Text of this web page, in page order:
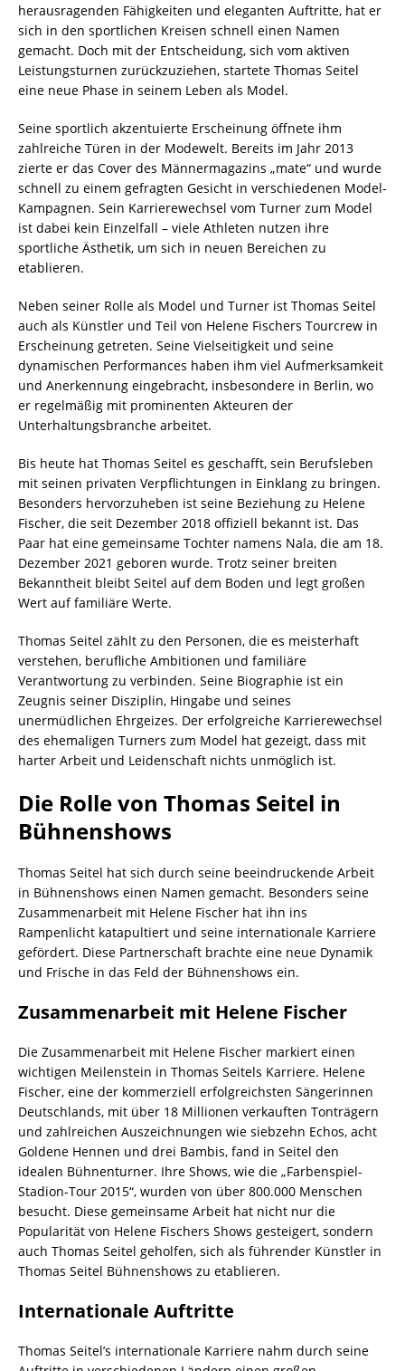
herausragenden Fähigkeiten und eleganten Auftritte, hat er
sich in den sportlichen Kreisen schnell einen Namen
gemacht. Doch mit der Entscheidung, sich vom aktiven
Leistungsturnen zurückzuziehen, startete Thomas Seitel
eine neue Phase in seinem Leben als Model.
Seine sportlich akzentuierte Erscheinung öffnete ihm
zahlreiche Türen in der Modewelt. Bereits im Jahr 2013
zierte er das Cover des Männermagazins „mate“ und wurde
schnell zu einem gefragten Gesicht in verschiedenen Model-
Kampagnen. Sein Karrierewechsel vom Turner zum Model
ist dabei kein Einzelfall – viele Athleten nutzen ihre
sportliche Ästhetik, um sich in neuen Bereichen zu
etablieren.
Neben seiner Rolle als Model und Turner ist Thomas Seitel
auch als Künstler und Teil von Helene Fischers Tourcrew in
Erscheinung getreten. Seine Vielseitigkeit und seine
dynamischen Performances haben ihm viel Aufmerksamkeit
und Anerkennung eingebracht, insbesondere in Berlin, wo
er regelmäßig mit prominenten Akteuren der
Unterhaltungsbranche arbeitet.
Bis heute hat Thomas Seitel es geschafft, sein Berufsleben
mit seinen privaten Verpflichtungen in Einklang zu bringen.
Besonders hervorzuheben ist seine Beziehung zu Helene
Fischer, die seit Dezember 2018 offiziell bekannt ist. Das
Paar hat eine gemeinsame Tochter namens Nala, die am 18.
Dezember 2021 geboren wurde. Trotz seiner breiten
Bekanntheit bleibt Seitel auf dem Boden und legt großen
Wert auf familiäre Werte.
Thomas Seitel zählt zu den Personen, die es meisterhaft
verstehen, berufliche Ambitionen und familiäre
Verantwortung zu verbinden. Seine Biographie ist ein
Zeugnis seiner Disziplin, Hingabe und seines
unermüdlichen Ehrgeizes. Der erfolgreiche Karrierewechsel
des ehemaligen Turners zum Model hat gezeigt, dass mit
harter Arbeit und Leidenschaft nichts unmöglich ist.
Die Rolle von Thomas Seitel in
Bühnenshows
Thomas Seitel hat sich durch seine beeindruckende Arbeit
in Bühnenshows einen Namen gemacht. Besonders seine
Zusammenarbeit mit Helene Fischer hat ihn ins
Rampenlicht katapultiert und seine internationale Karriere
gefördert. Diese Partnerschaft brachte eine neue Dynamik
und Frische in das Feld der Bühnenshows ein.
Zusammenarbeit mit Helene Fischer
Die Zusammenarbeit mit Helene Fischer markiert einen
wichtigen Meilenstein in Thomas Seitels Karriere. Helene
Fischer, eine der kommerziell erfolgreichsten Sängerinnen
Deutschlands, mit über 18 Millionen verkauften Tonträgern
und zahlreichen Auszeichnungen wie siebzehn Echos, acht
Goldene Hennen und drei Bambis, fand in Seitel den
idealen Bühnenturner. Ihre Shows, wie die „Farbenspiel-
Stadion-Tour 2015“, wurden von über 800.000 Menschen
besucht. Diese gemeinsame Arbeit hat nicht nur die
Popularität von Helene Fischers Shows gesteigert, sondern
auch Thomas Seitel geholfen, sich als führender Künstler in
Thomas Seitel Bühnenshows zu etablieren.
Internationale Auftritte
Thomas Seitel’s internationale Karriere nahm durch seine